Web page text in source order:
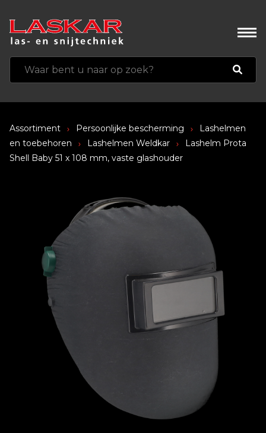
Assortiment Persoonlijke bescherming
Lashelmen
en toebehoren
Lashelmen Weldkar
Lashelm Prota
Shell Baby 51 x 108 mm, vaste glashouder